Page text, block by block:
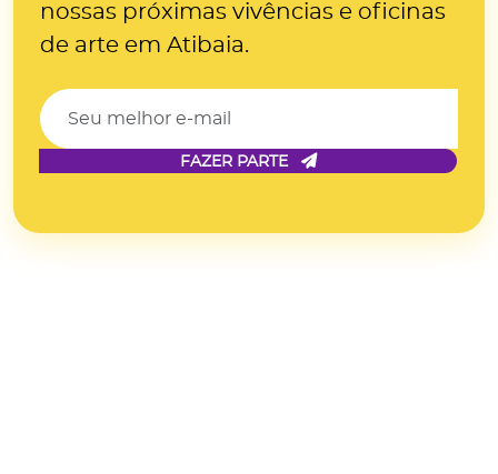
nossas próximas vivências e oficinas
de arte em Atibaia.
FAZER PARTE